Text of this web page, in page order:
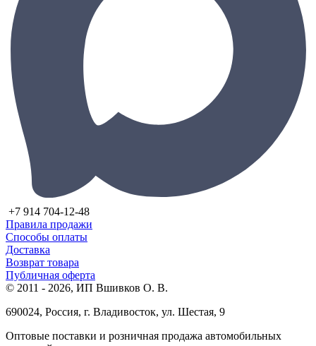
+7 914 704-12-48
Правила продажи
Способы оплаты
Доставка
Возврат товара
Публичная оферта
© 2011 - 2026, ИП Вшивков О. В.
690024, Россия, г. Владивосток, ул. Шестая, 9
Оптовые поставки и розничная продажа автомобильных